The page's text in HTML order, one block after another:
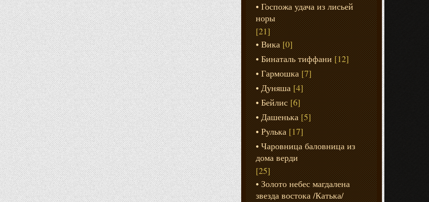
Госпожа удача из лисьей
норы
[21]
Вика [0]
Бинаталь тиффани [12]
Гармошка [7]
Дуняша [4]
Бейлис [6]
Дашенька [5]
Рулька [17]
Чаровница баловница из
дома верди
[25]
Золото небес магдалена
звезда востока /Катька/